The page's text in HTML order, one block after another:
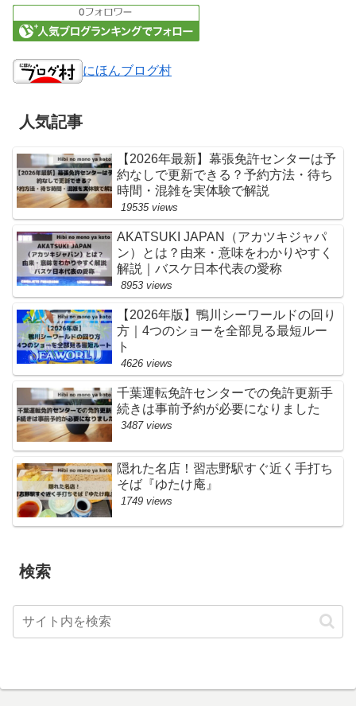
にほんブログ村
人気記事
【2026年最新】幕張免許センターは予
約なしで更新できる？予約方法・待ち
時間・混雑を実体験で解説
19535 views
AKATSUKI JAPAN（アカツキジャパ
ン）とは？由来・意味をわかりやすく
解説｜バスケ日本代表の愛称
8953 views
【2026年版】鴨川シーワールドの回り
方｜4つのショーを全部見る最短ルー
ト
4626 views
千葉運転免許センターでの免許更新手
続きは事前予約が必要になりました
3487 views
隠れた名店！習志野駅すぐ近く手打ち
そば『ゆたけ庵』
1749 views
検索